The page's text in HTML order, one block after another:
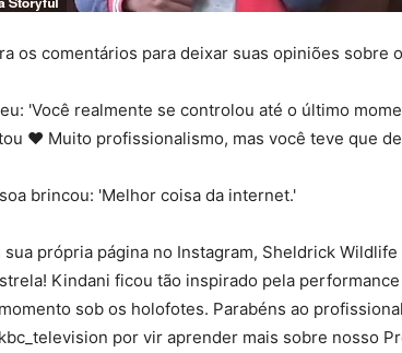
os comentários para deixar suas opiniões sobre
'Você realmente se controlou até o último
❤️ Muito profissionalismo, mas você teve que
brincou: 'Melhor coisa da internet.'
própria página no Instagram, Sheldrick
Kindani ficou tão inspirado pela
sob os holofotes. Parabéns ao
por vir aprender mais sobre nosso